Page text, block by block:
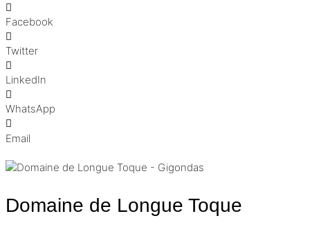
Facebook
Twitter
LinkedIn
WhatsApp
Email
Domaine de Longue Toque